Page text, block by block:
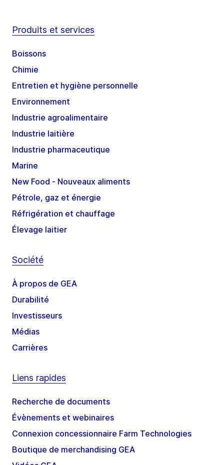
Produits et services
Boissons
Chimie
Entretien et hygiène personnelle
Environnement
Industrie agroalimentaire
Industrie laitière
Industrie pharmaceutique
Marine
New Food - Nouveaux aliments
Pétrole, gaz et énergie
Réfrigération et chauffage
Élevage laitier
Société
À propos de GEA
Durabilité
Investisseurs
Médias
Carrières
Liens rapides
Recherche de documents
Évènements et webinaires
Connexion concessionnaire Farm Technologies
Boutique de merchandising GEA